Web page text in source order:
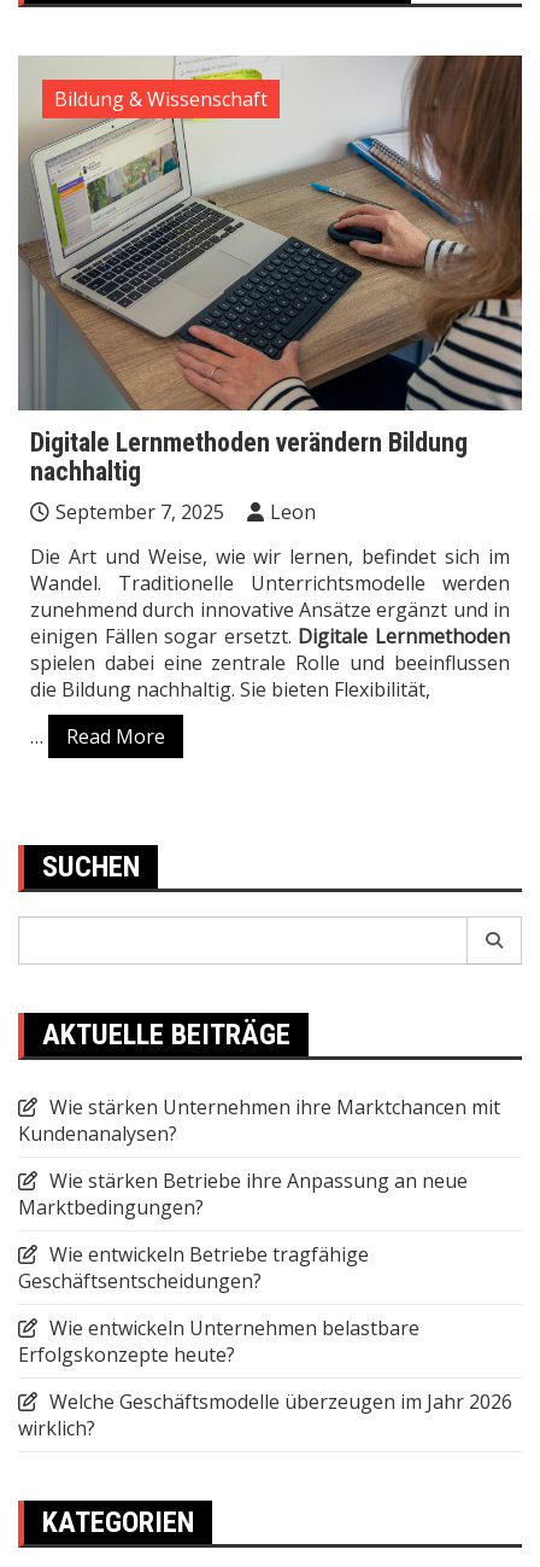
Bildung & Wissenschaft
Digitale Lernmethoden verändern Bildung
nachhaltig
September 7, 2025
Leon
Die Art und Weise, wie wir lernen, befindet sich im
Wandel. Traditionelle Unterrichtsmodelle werden
zunehmend durch innovative Ansätze ergänzt und in
einigen Fällen sogar ersetzt. Digitale Lernmethoden
spielen dabei eine zentrale Rolle und beeinflussen
die Bildung nachhaltig. Sie bieten Flexibilität,
…
Read More
SUCHEN
AKTUELLE BEITRÄGE
Wie stärken Unternehmen ihre Marktchancen mit
Kundenanalysen?
Wie stärken Betriebe ihre Anpassung an neue
Marktbedingungen?
Wie entwickeln Betriebe tragfähige
Geschäftsentscheidungen?
Wie entwickeln Unternehmen belastbare
Erfolgskonzepte heute?
Welche Geschäftsmodelle überzeugen im Jahr 2026
wirklich?
KATEGORIEN